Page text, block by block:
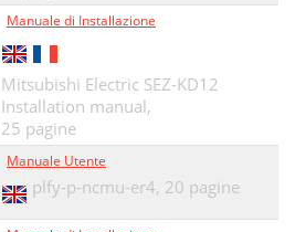
Manuale di Installazione
Mitsubishi Electric SEZ-KD12
Installation manual,
25 pagine
Manuale Utente
plfy-p-ncmu-er4, 20 pagine